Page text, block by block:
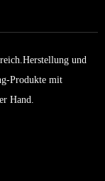
und
Produkte mit
Hand.